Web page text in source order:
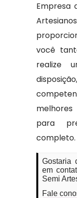
Empresa
você
realize
para
completo.
Gostaria
em
Semi
Fale